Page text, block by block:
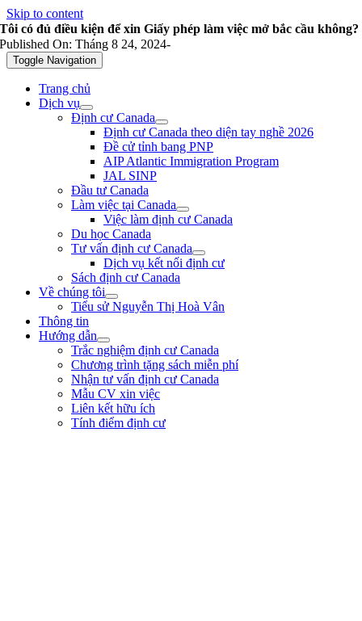
Skip to content
Toggle Navigation
Trang chủ
Dịch vụ
Định cư Canada
Định cư Canada theo diện tay nghề 2026
Đề cử tỉnh bang PNP
AIP Atlantic Immigration Program
JAL SINP
Đầu tư Canada
Làm việc tại Canada
Việc làm định cư Canada
Du học Canada
Tư vấn định cư Canada
Dịch vụ kết nối định cư
Sách định cư Canada
Về chúng tôi
Tiểu sử Nguyễn Thị Hoà Vân
Thông tin
Hướng dẫn
Trắc nghiệm định cư Canada
Chương trình tặng sách miễn phí
Nhận tư vấn định cư Canada
Mẫu CV xin việc
Liên kết hữu ích
Tính điểm định cư
Tôi có đủ điều kiện để xin Giấy phép làm việc mở bắc cầu không?
Published On: Tháng 8 24, 2024-